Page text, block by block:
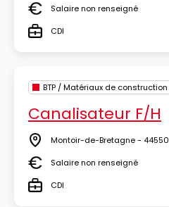
SalaireSalaire non renseigné
TypeCDI
Canalisateur F/H
Lieu Montoir-de-Bretagne - 44550
SalaireSalaire non renseigné
TypeCDI